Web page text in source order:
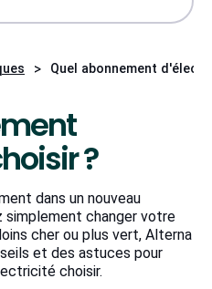
> Quel abonnement
?
dans un nouveau
simplement changer votre
cher ou plus vert, Alterna
et des astuces pour
choisir.